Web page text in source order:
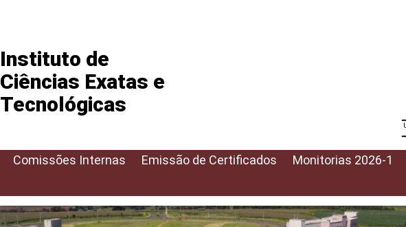
Instituto de
Ciências Exatas e
Tecnológicas
Comissões Internas Emissão de Certificados Monitorias 2026-1